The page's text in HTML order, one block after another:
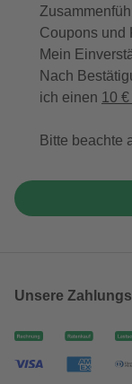
Coupons und
Mein
Nach
ich einen 10
Bitte beachte
Unsere